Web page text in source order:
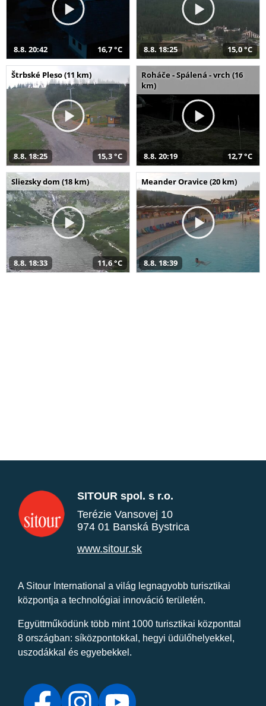
8.8. 20:42 16,7 °C 8.8. 18:25 15,0 °C
Štrbské Pleso (11 km)
8.8. 18:25 15,3 °C
Roháče - Spálená - vrch (16
km)
8.8. 20:19 12,7 °C
Sliezsky dom (18 km)
8.8. 18:33 11,6 °C
Meander Oravice (20 km)
8.8. 18:39
SITOUR spol. s r.o.
Terézie Vansovej 10
974 01 Banská Bystrica
www.sitour.sk
A Sitour International a világ legnagyobb turisztikai
központja a technológiai innováció területén.
Együttműködünk több mint 1000 turisztikai központtal
8 országban: síközpontokkal, hegyi üdülőhelyekkel,
uszodákkal és egyebekkel.